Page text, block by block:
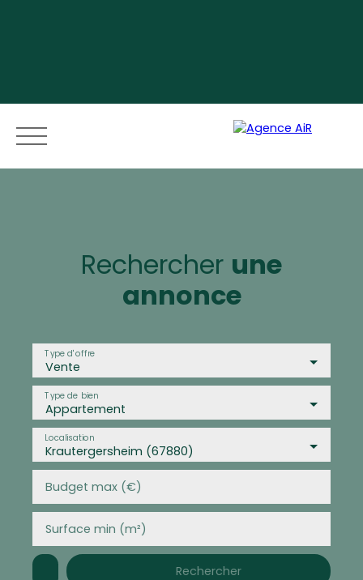
Rechercher une
annonce
Vente
Type d'offre
Appartement
Type de bien
Krautergersheim (67880)
Localisation
Budget max (€)
Surface min (m²)
Rechercher